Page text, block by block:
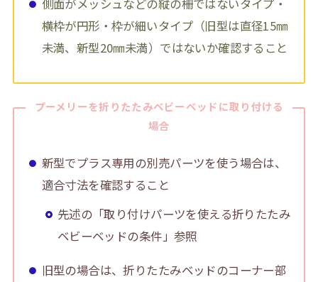
横枠が円形・枠が細いタイプ（旧型は直径15㎜
未満、新型20㎜未満）ではないか確認すること
プーメリーを折りたたみベビーベッドに取り付ける
場合
新型でプラス専用の別売パーツを使う場合は、
適合寸法を確認すること
先述の「取り付けパーツを使える折りたたみ
ベビーベッドの条件」参照
旧型の場合は、折りたたみベッドのコーナー部